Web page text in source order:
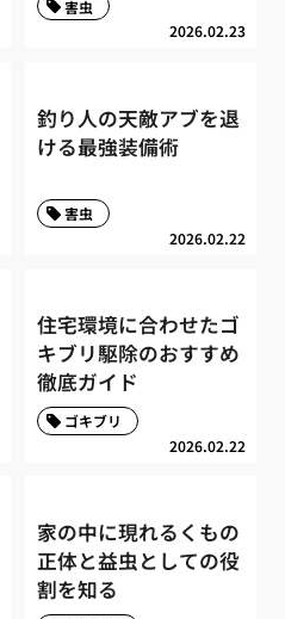
2026.02.23
害虫
釣り人の天敵アブを退
ける最強装備術
2026.02.22
害虫
住宅環境に合わせたゴ
キブリ駆除のおすすめ
徹底ガイド
2026.02.22
ゴキブリ
家の中に現れるくもの
正体と益虫としての役
割を知る